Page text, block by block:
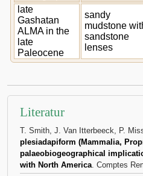
late
Gashatan
ALMA in the
late
Paleocene
sandy
mudstone
sandstone
lenses
Literatur
T. Smith, J. Van Itterbeeck, P.
plesiadapiform (Mammalia,
palaeobiogeographical
with North America. Comptes